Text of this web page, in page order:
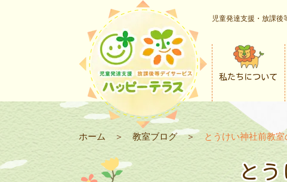
児童発達支援・放課後
私たちについて
ホーム ＞ 教室ブログ＞ とうけい神社前教
と